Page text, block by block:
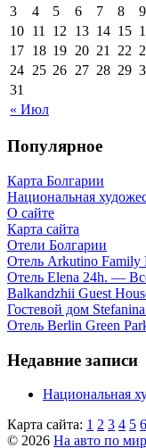
« Июл
3
4 5 6 7 8
9
10 11 12 13 14 15
17 18 19 20 21 22
24 25 26 27 28 29
31
Популярное
Карта Болгарии
Национальная
О сайте
Карта сайта
Отели Болгарии
Отель Arkutino
Отель Elena 24h. —
Balkandzhii Guest
Гостевой дом
Отель Berlin Green
Недавние записи
Национальная
Карта сайта: 1 2 3 4 5 6
© 2026 На авто по